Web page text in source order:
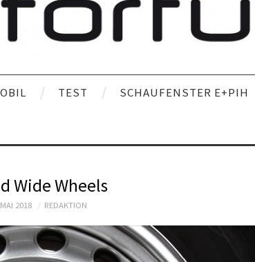
TEST SCHAUFENSTER E+PIH
Wide Wheels
2018 REDAKTION